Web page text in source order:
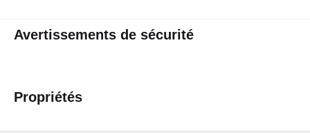
Avertissements de sécurité
Propriétés